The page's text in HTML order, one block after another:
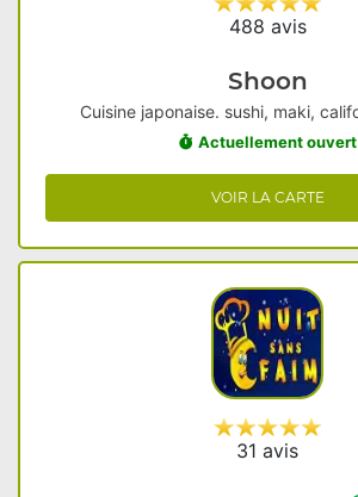
488 avis
Shoon
Cuisine japonaise. sushi, maki,
Actuellement ouvert
VOIR LA CARTE
31 avis